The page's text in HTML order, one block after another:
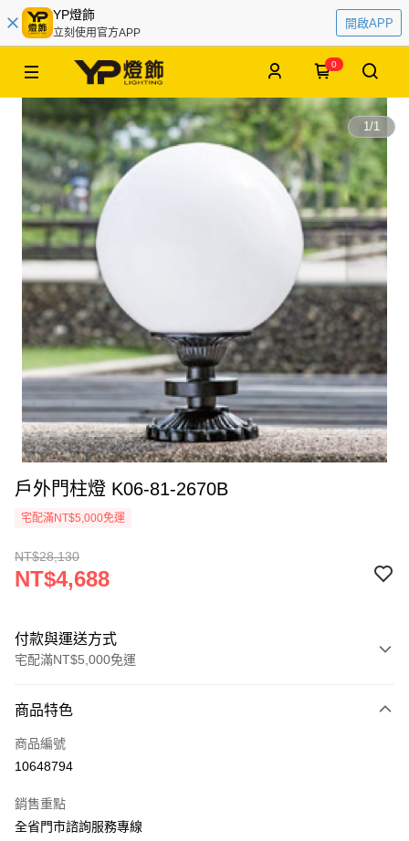
YP燈飾
立刻使用官方APP
開啟APP
0
1/1
戶外門柱燈 K06-81-2670B
宅配滿NT$5,000免運
NT$28,130
NT$4,688
付款與運送方式
宅配滿NT$5,000免運
信用卡一次付款
LINE Pay
街口支付
商品特色
商品編號
10648794
銷售重點
全省門市諮詢服務專線